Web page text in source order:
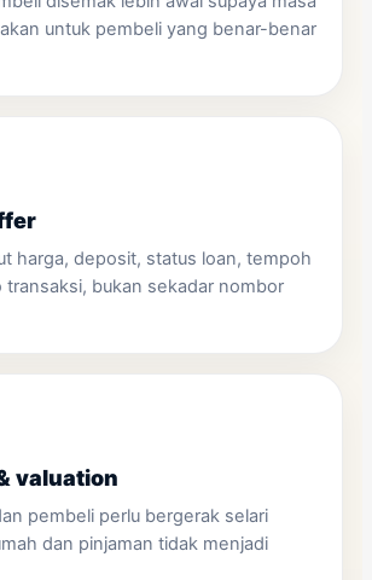
untuk pembeli yang benar-benar
harga, deposit, status loan, tempoh
transaksi, bukan sekadar nombor
valuation
pembeli perlu bergerak selari
dan pinjaman tidak menjadi